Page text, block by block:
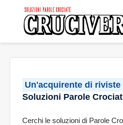
Un'acquirente di
Soluzioni Parole
Cerchi le soluzioni di Parole